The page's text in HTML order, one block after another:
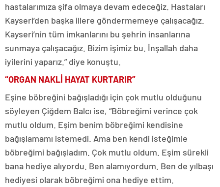
hastalarımıza şifa olmaya devam edeceğiz. Hastaları
Kayseri’den başka illere göndermemeye çalışacağız.
Kayseri’nin tüm imkanlarını bu şehrin insanlarına
sunmaya çalışacağız. Bizim işimiz bu. İnşallah daha
iyilerini yaparız.” diye konuştu.
“ORGAN NAKLİ HAYAT KURTARIR”
Eşine böbreğini bağışladığı için çok mutlu olduğunu
söyleyen Çiğdem Balcı ise, “Böbreğimi verince çok
mutlu oldum. Eşim benim böbreğimi kendisine
bağışlamamı istemedi. Ama ben kendi isteğimle
böbreğimi bağışladım. Çok mutlu oldum. Eşim sürekli
bana hediye alıyordu. Ben alamıyordum. Ben de yılbaşı
hediyesi olarak böbreğimi ona hediye ettim.